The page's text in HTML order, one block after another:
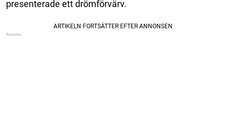
presenterade ett drömförvärv.